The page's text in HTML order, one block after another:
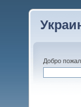
Добро